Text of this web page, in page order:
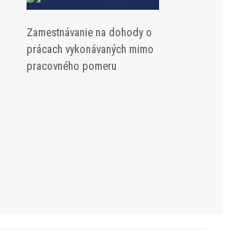
Zamestnávanie na dohody o
prácach vykonávaných mimo
pracovného pomeru